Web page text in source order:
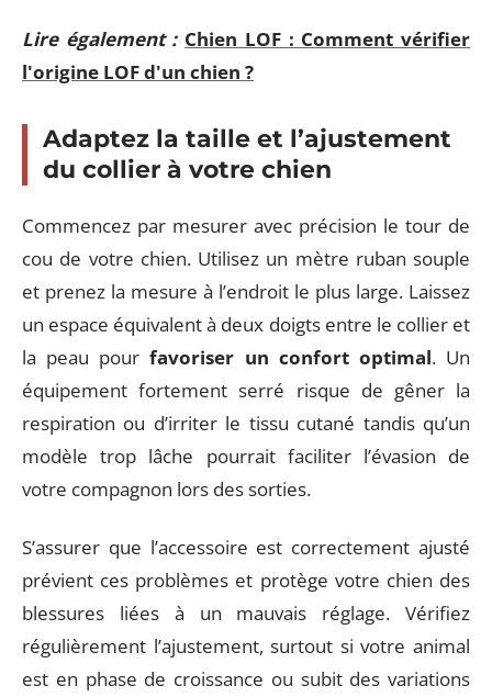
Lire également : Chien LOF : Comment vérifier
l'origine LOF d'un chien ?
Adaptez la taille et l’ajustement
du collier à votre chien
Commencez par mesurer avec précision le tour de
cou de votre chien. Utilisez un mètre ruban souple
et prenez la mesure à l’endroit le plus large. Laissez
un espace équivalent à deux doigts entre le collier et
la peau pourfavoriser un confort optimal. Un
équipement fortement serré risque de gêner la
respiration ou d’irriter le tissu cutané tandis qu’un
modèle trop lâche pourrait faciliter l’évasion de
votre compagnon lors des sorties.
S’assurer que l’accessoire est correctement ajusté
prévient ces problèmes et protège votre chien des
blessures liées à un mauvais réglage. Vérifiez
régulièrement l’ajustement, surtout si votre animal
est en phase de croissance ou subit des variations